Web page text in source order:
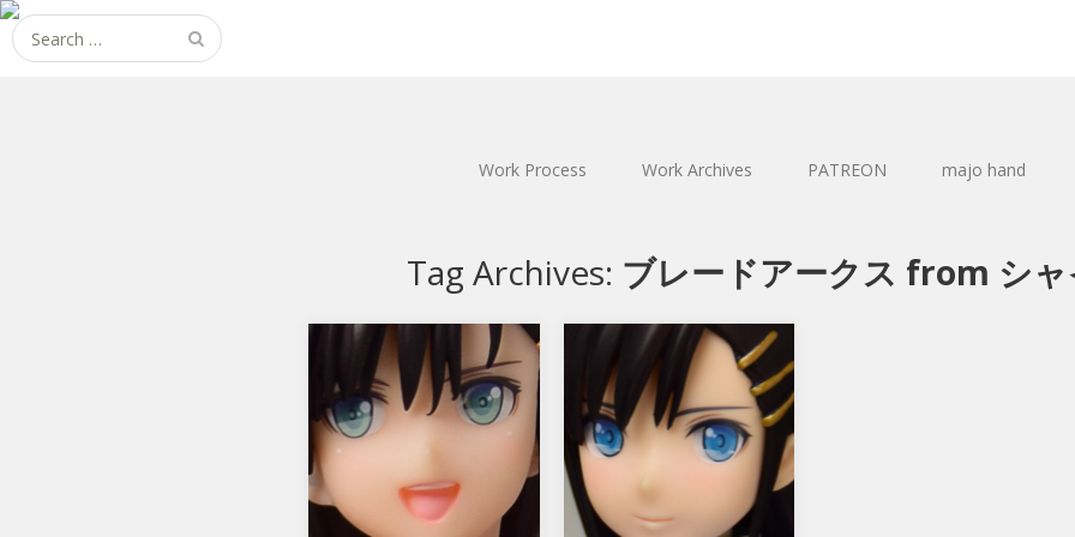
Search
for:
Work Process Work Archives PATREON majo hand
Tag Archives: ブレードアークス from シ
シャイニング・ビーチヒ
ロインズ パイロン -水着
Ver.
フレアからシャイニング・ビー
チヒロインズ パイロン -水着
Ver.です。 パイロンは２人目
ブレードアークス from
シャイニング 王白龍
アルファマックスのブレードア
ークス フロム シャイニング 王
白龍 です。 シャイニングシ
リーズのキャ…